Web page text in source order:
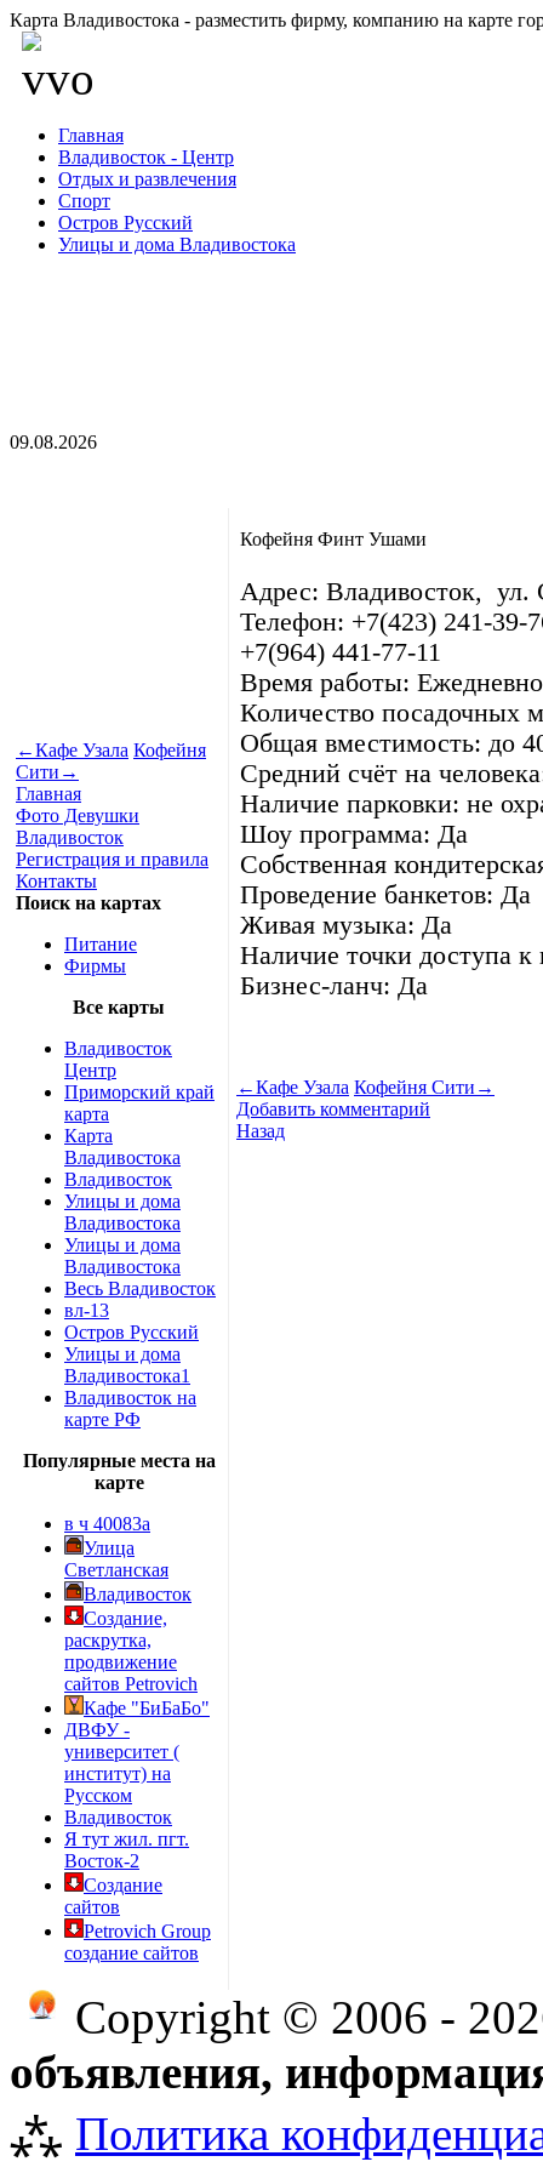
Карта Владивостока - разместить фирму, компанию на карте
Главная
Владивосток - Центр
Отдых и развлечения
Спорт
Остров Русский
Улицы и дома Владивостока
09.08.2026
←Кафе Узала Кофейня
Сити →
Главная
Фото Девушки
Владивосток
Регистрация и правила
Контакты
Поиск на картах
Питание
Фирмы
Все карты
Владивосток
Центр
Приморский край
карта
Карта
Владивостока
Владивосток
Улицы и дома
Владивостока
Улицы и дома
Владивостока
Весь Владивосток
вл-13
Остров Русский
Улицы и дома
Владивостока1
Владивосток на
карте РФ
Популярные места на
карте
в ч 40083а
Улица
Светланская
Владивосток
Создание,
раскрутка,
продвижение
сайтов Petrovich
Кафе "БиБаБо"
ДВФУ -
университет (
институт) на
Русском
Владивосток
Я тут жил. пгт.
Восток-2
Создание
сайтов
Petrovich Group
создание сайтов
Кофейня Финт Ушами
Адрес: Владивосток, ул.
Телефон: +7(423) 241-39-
+7(964) 441-77-11
Время работы:
Количество посадочных
Общая вместимость: до
Средний счёт на
Наличие парковки: не
Шоу программа: Да
Cобственная
Проведение банкетов: Да
Живая музыка: Да
Наличие точки доступа
Бизнес-ланч: Да
←Кафе Узала Кофейня Сити →
Добавить комментарий
Назад
Copyright © 2006 -
объявления,
⁂ Политика